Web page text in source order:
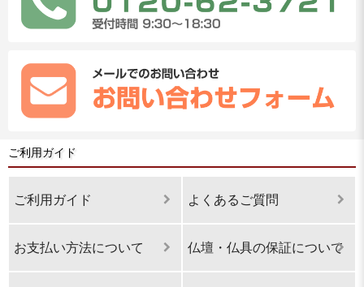
ご利用ガイド
ご利用ガイド よくあるご質問
お支払い方法について 仏壇・仏具の保証について